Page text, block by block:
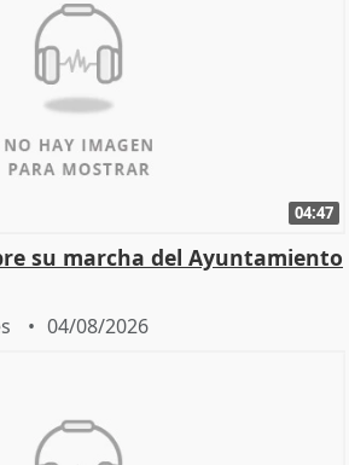
04:47
su marcha del Ayuntamiento
04/08/2026